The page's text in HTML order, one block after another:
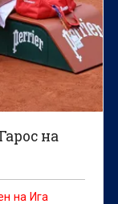
на
на Ига